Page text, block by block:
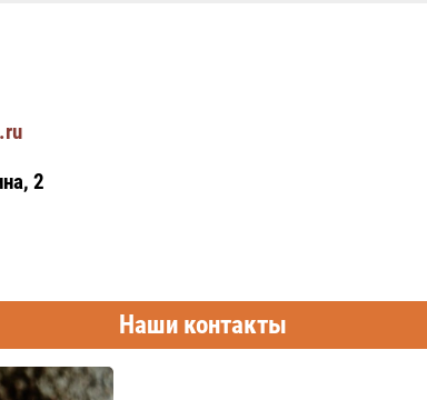
2
Наши контакты